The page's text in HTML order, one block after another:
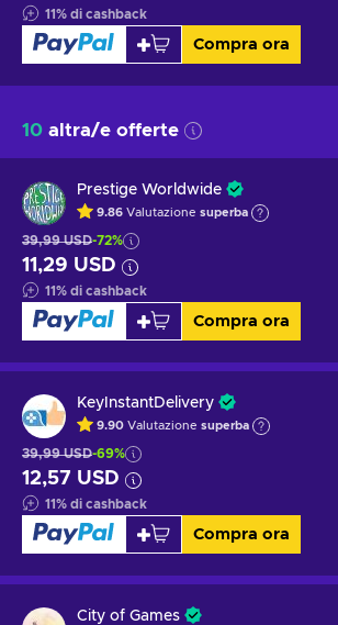
11% di cashback
Compra ora
10 altra/e offerte
Prestige Worldwide
9.86 Valutazione superba
39,99 USD-72%
11,29 USD
11% di cashback
Compra ora
KeyInstantDelivery
9.90 Valutazione superba
39,99 USD-69%
12,57 USD
11% di cashback
Compra ora
City of Games